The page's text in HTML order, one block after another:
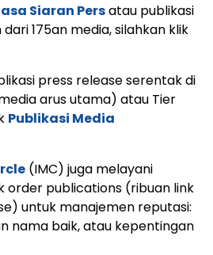
Siaran Persatau publikasi
175an media, silahkan klik
press release serentak di
arus utama) atau Tier
Publikasi Media
(IMC) juga melayani
order publications (ribuan link
untuk manajemen reputasi:
nama baik, atau kepentingan